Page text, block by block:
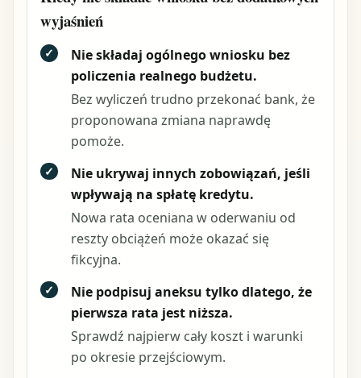
wyjaśnień
✓
Nie składaj ogólnego wniosku bez
policzenia realnego budżetu.
Bez wyliczeń trudno przekonać bank, że
proponowana zmiana naprawdę
pomoże.
✓
Nie ukrywaj innych zobowiązań, jeśli
wpływają na spłatę kredytu.
Nowa rata oceniana w oderwaniu od
reszty obciążeń może okazać się
fikcyjna.
✓
Nie podpisuj aneksu tylko dlatego, że
pierwsza rata jest niższa.
Sprawdź najpierw cały koszt i warunki
po okresie przejściowym.